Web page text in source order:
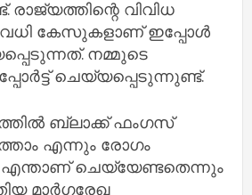
രാജ്യത്തിന്റെ വിവിധ
കേസുകളാണ് ഇപ്പോൾ
നമ്മുടെ
ചെയ്യപ്പെടുന്നുണ്ട്.
ബ്ലാക്ക് ഫംഗസ്
എന്നും രോഗം
എന്താണ് ചെയ്യേണ്ടതെന്നും
മാർഗരേഖ